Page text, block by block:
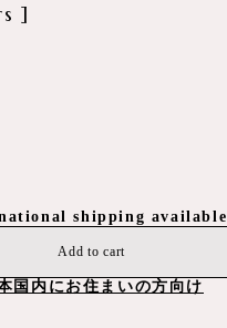
]
shipping available
Add to cart
国内にお住まいの方向け